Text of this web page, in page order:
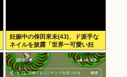
妊娠中の倖田來未(43)、ド派手な
ネイルを披露「世界一可愛い妊
婦」と称賛の声